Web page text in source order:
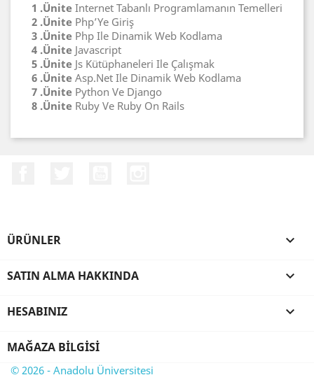
1 .Ünite Internet Tabanlı Programlamanın Temelleri
2 .Ünite Php’Ye Giriş
3 .Ünite Php Ile Dinamik Web Kodlama
4 .Ünite Javascript
5 .Ünite Js Kütüphaneleri Ile Çalışmak
6 .Ünite Asp.Net Ile Dinamik Web Kodlama
7 .Ünite Python Ve Django
8 .Ünite Ruby Ve Ruby On Rails
ÜRÜNLER 
SATIN ALMA HAKKINDA 
HESABINIZ 
MAĞAZA BILGISI
© 2026 - Anadolu Üniversitesi